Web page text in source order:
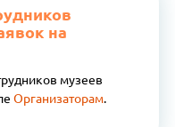
на
музеев
Организаторам.